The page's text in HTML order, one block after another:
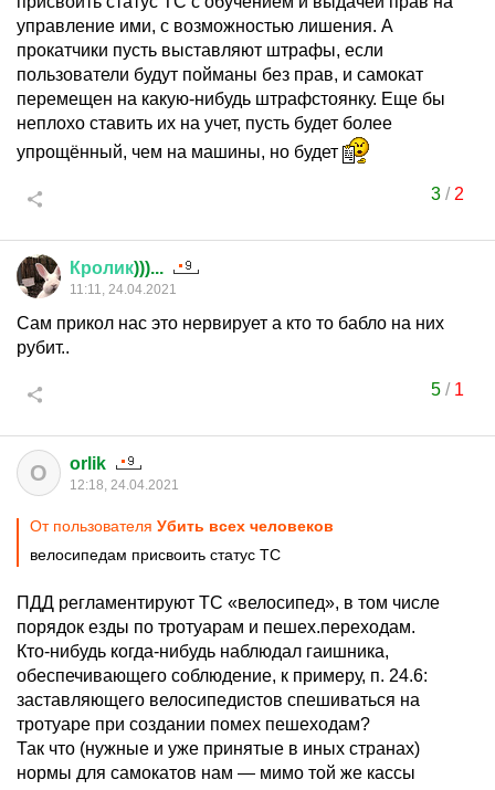
управление ими, с возможностью лишения. А
прокатчики пусть выставляют штрафы, если
пользователи будут пойманы без прав, и самокат
перемещен на какую-нибудь штрафстоянку. Еще бы
неплохо ставить их на учет, пусть будет более
упрощённый, чем на машины, но будет
3/ 2
Кролик)))...
11:11, 24.04.2021
Сам прикол нас это нервирует а кто то бабло на них
рубит..
5/ 1
O orlik
12:18, 24.04.2021
От пользователя Убить всех человеков
велосипедам присвоить статус ТС
ПДД регламентируют ТС «велосипед», в том числе
порядок езды по тротуарам и пешех.переходам.
Кто-нибудь когда-нибудь наблюдал гаишника,
обеспечивающего соблюдение, к примеру, п. 24.6:
заставляющего велосипедистов спешиваться на
тротуаре при создании помех пешеходам?
Так что (нужные и уже принятые в иных странах)
нормы для самокатов нам — мимо той же кассы